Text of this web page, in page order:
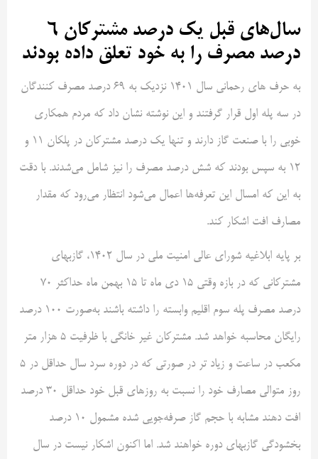
سال‌های قبل یک درصد مشترکان ۶
درصد مصرف را به خود تعلق داده بودند
به حرف های رحمانی سال ۱۴۰۱ نزدیک به ۶۹ درصد مصرف کنندگان
در سه پله اول قرار گرفتند و این نوشته نشان داد که مردم همکاری
خوبی را با صنعت گاز دارند و تنها یک درصد مشترکان در پلکان ۱۱ و
۱۲ به سپس بودند که شش درصد مصرف را نیز شامل می‌شدند. با دقت
به این که امسال این تعرفه‌ها اعمال می‌شود انتظار می‌رود که مقدار
مصارف افت اشکار کند.
بر پایه ابلاغیه شورای عالی امنیت ملی در سال ۱۴۰۲، گازبهای
مشترکانی که در بازه وقتی ۱۵ دی ماه تا ۱۵ بهمن ماه حداکثر ۷۰
درصد مصرف پله سوم اقلیم وابسته را داشته باشند به‌صورت ۱۰۰ درصد
رایگان محاسبه خواهد شد. مشترکان غیر خانگی با ظرفیت ۵ هزار متر
مکعب در ساعت و زیاد تر در صورتی که در دوره سرد سال حداقل در ۵
روز متوالی مصارف خود را نسبت به روزهای قبل خود حداقل ۳۰ درصد
افت دهند مشابه با حجم گاز صرفه‌جویی شده مشمول ۱۰ درصد
بخشودگی گازبهای دوره خواهند شد. اما اکنون اشکار نیست در سال